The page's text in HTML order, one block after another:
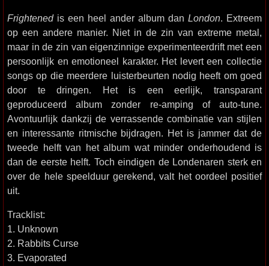
Frightenedis een heel ander album dan London. Extreem
op een andere manier. Niet in de zin van extreme metal,
maar in de zin van eigenzinnige experimenteerdrift met een
persoonlijk en emotioneel karakter. Het levert een collectie
songs op die meerdere luisterbeurten nodig heeft om goed
door te dringen. Het is een eerlijk, transparant
geproduceerd album zonder re-amping of auto-tune.
Avontuurlijk dankzij de verrassende combinatie van stijlen
en interessante ritmische bijdragen. Het is jammer dat de
tweede helft van het album wat minder onderhoudend is
dan de eerste helft. Toch eindigen de Londenaren sterk en
over de hele speelduur gerekend, valt het oordeel positief
uit.
Tracklist:
1. Unknown
2. Rabbits Curse
3. Evaporated